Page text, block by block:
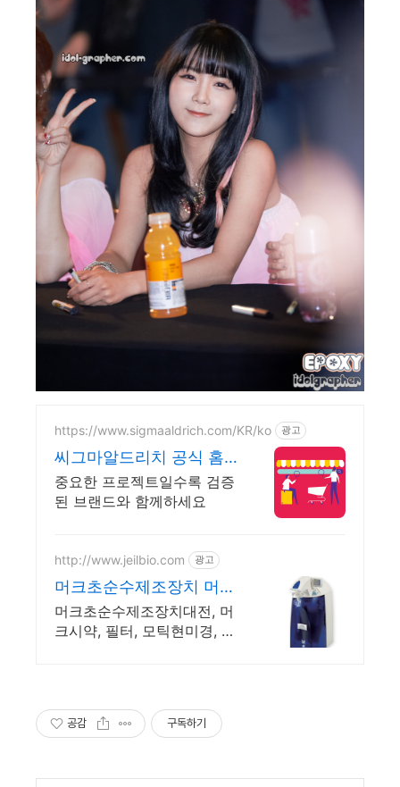
https://www.sigmaaldrich.com/KR/ko 광고
씨그마알드리치 공식 홈
페이지
중요한 프로젝트일수록 검증
된 브랜드와 함께하세요
http://www.jeilbio.com 광고
머크초순수제조장치 머크
전제품 이벤트중
머크초순수제조장치대전, 머
크시약, 필터, 모틱현미경, 브
공감 구독하기